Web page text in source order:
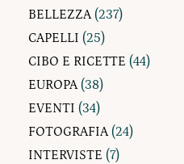
BELLEZZA(237)
CAPELLI (25)
CIBO E RICETTE (44)
EUROPA(38)
EVENTI (34)
FOTOGRAFIA(24)
INTERVISTE (7)